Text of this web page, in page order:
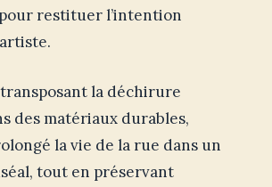
restituer l’intention
la déchirure
des matériaux durables,
la vie de la rue dans un
tout en préservant